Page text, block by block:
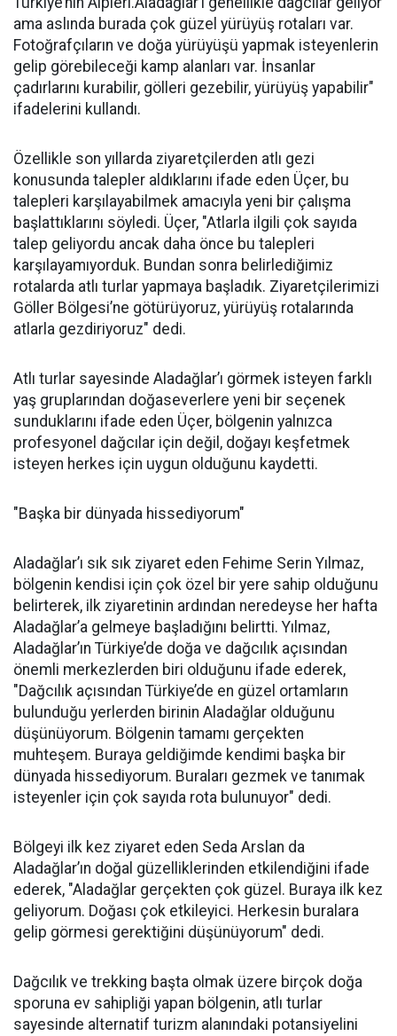
ama aslında burada çok güzel yürüyüş rotaları var.
Fotoğrafçıların ve doğa yürüyüşü yapmak isteyenlerin
gelip görebileceği kamp alanları var. İnsanlar
çadırlarını kurabilir, gölleri gezebilir, yürüyüş yapabilir"
ifadelerini kullandı.
Özellikle son yıllarda ziyaretçilerden atlı gezi
konusunda talepler aldıklarını ifade eden Üçer, bu
talepleri karşılayabilmek amacıyla yeni bir çalışma
başlattıklarını söyledi. Üçer, "Atlarla ilgili çok sayıda
talep geliyordu ancak daha önce bu talepleri
karşılayamıyorduk. Bundan sonra belirlediğimiz
rotalarda atlı turlar yapmaya başladık. Ziyaretçilerimizi
Göller Bölgesi’ne götürüyoruz, yürüyüş rotalarında
atlarla gezdiriyoruz" dedi.
Atlı turlar sayesinde Aladağlar’ı görmek isteyen farklı
yaş gruplarından doğaseverlere yeni bir seçenek
sunduklarını ifade eden Üçer, bölgenin yalnızca
profesyonel dağcılar için değil, doğayı keşfetmek
isteyen herkes için uygun olduğunu kaydetti.
"Başka bir dünyada hissediyorum"
Aladağlar’ı sık sık ziyaret eden Fehime Serin Yılmaz,
bölgenin kendisi için çok özel bir yere sahip olduğunu
belirterek, ilk ziyaretinin ardından neredeyse her hafta
Aladağlar’a gelmeye başladığını belirtti. Yılmaz,
Aladağlar’ın Türkiye’de doğa ve dağcılık açısından
önemli merkezlerden biri olduğunu ifade ederek,
"Dağcılık açısından Türkiye’de en güzel ortamların
bulunduğu yerlerden birinin Aladağlar olduğunu
düşünüyorum. Bölgenin tamamı gerçekten
muhteşem. Buraya geldiğimde kendimi başka bir
dünyada hissediyorum. Buraları gezmek ve tanımak
isteyenler için çok sayıda rota bulunuyor" dedi.
Bölgeyi ilk kez ziyaret eden Seda Arslan da
Aladağlar’ın doğal güzelliklerinden etkilendiğini ifade
ederek, "Aladağlar gerçekten çok güzel. Buraya ilk kez
geliyorum. Doğası çok etkileyici. Herkesin buralara
gelip görmesi gerektiğini düşünüyorum" dedi.
Dağcılık ve trekking başta olmak üzere birçok doğa
sporuna ev sahipliği yapan bölgenin, atlı turlar
sayesinde alternatif turizm alanındaki potansiyelini